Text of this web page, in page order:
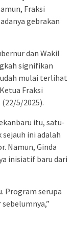
Fraksi
gebrakan
dan Wakil
signifikan
mulai terlihat
Fraksi
(22/5/2025).
itu, satu-
ini adalah
Namun, Ginda
inisiatif baru dari
Program serupa